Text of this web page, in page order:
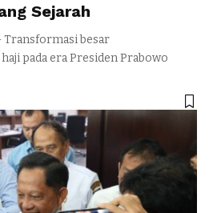
Sejarah
Transformasi besar
pada era Presiden Prabowo